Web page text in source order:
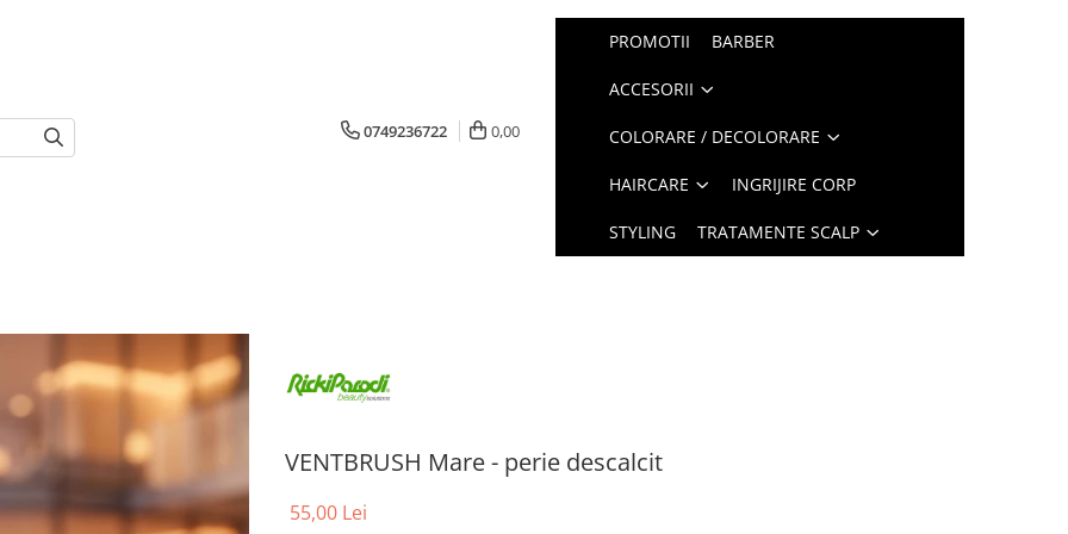
0749236722 0,00
PROMOTII BARBER
ACCESORII
COLORARE / DECOLORARE
HAIRCARE INGRIJIRE CORP
STYLING TRATAMENTE SCALP
VENTBRUSH Mare - perie descalcit
55,00 Lei